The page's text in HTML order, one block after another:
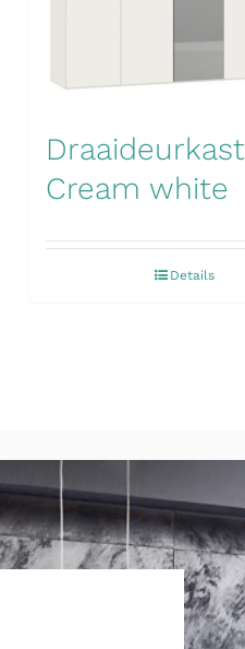
Draaideurkast
Cream white
Details